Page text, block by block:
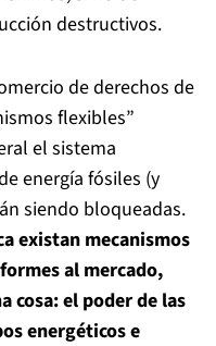
destructivos.
de derechos de
flexibles”
el sistema
energía fósiles (y
siendo bloqueadas.
existan mecanismos
al mercado,
cosa: el poder de las
energéticos e